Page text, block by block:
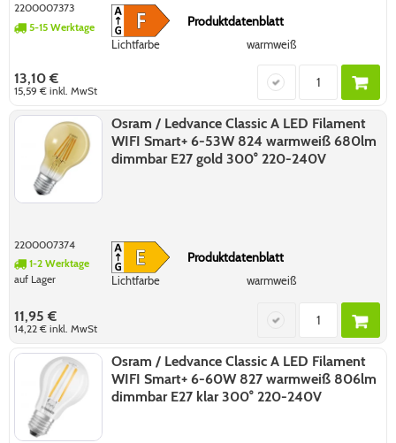
2200007373
5-15 Werktage
Produktdatenblatt
Lichtfarbe warmweiß
13,10 €
15,59 €inkl. MwSt
Osram / Ledvance Classic A LED Filament
WIFI Smart+ 6-53W 824 warmweiß 680lm
dimmbar E27 gold 300° 220-240V
2200007374
1-2 Werktage
auf Lager
Produktdatenblatt
Lichtfarbe warmweiß
11,95 €
14,22 €inkl. MwSt
Osram / Ledvance Classic A LED Filament
WIFI Smart+ 6-60W 827 warmweiß 806lm
dimmbar E27 klar 300° 220-240V